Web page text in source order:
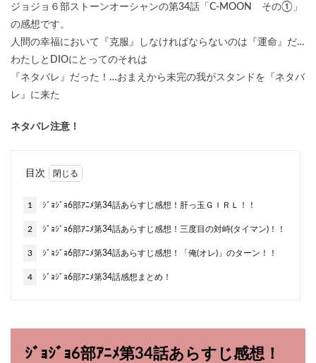
ジョジョ６部ストーンオーシャンの第34話「C-MOON その①」
の感想です。
人間の幸福において『克服』しなければならないのは『運命』だ…
わたしとDIOにとってのそれは
『ネタバレ』だった！…おまえから未完の我がスタンドを『ネタバ
レ』に来た
ネタバレ注意！
目次
1 ｼﾞｮｼﾞｮ6部ｱﾆﾒ第34話あらすじ感想！肝っ玉ＧＩＲＬ！！
2 ｼﾞｮｼﾞｮ6部ｱﾆﾒ第34話あらすじ感想！三度目の対峙(タイマン)！！
3 ｼﾞｮｼﾞｮ6部ｱﾆﾒ第34話あらすじ感想！「俺(オレ)」のターン！！
4 ｼﾞｮｼﾞｮ6部ｱﾆﾒ第34話感想まとめ！
ｼﾞｮｼﾞｮ6部ｱﾆﾒ第34話あらすじ感想！